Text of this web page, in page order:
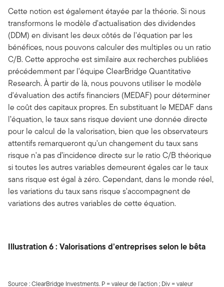
Cette notion est également étayée par la théorie. Si nous
transformons le modèle d'actualisation des dividendes
(DDM) en divisant les deux côtés de l'équation par les
bénéfices, nous pouvons calculer des multiples ou un ratio
C/B. Cette approche est similaire aux recherches publiées
précédemment par l'équipe ClearBridge Quantitative
Research. À partir de là, nous pouvons utiliser le modèle
d'évaluation des actifs financiers (MEDAF) pour déterminer
le coût des capitaux propres. En substituant le MEDAF dans
l’équation, le taux sans risque devient une donnée directe
pour le calcul de la valorisation, bien que les observateurs
attentifs remarqueront qu'un changement du taux sans
risque n'a pas d’incidence directe sur le ratio C/B théorique
si toutes les autres variables demeurent égales car le taux
sans risque est égal à zéro. Cependant, dans le monde réel,
les variations du taux sans risque s'accompagnent de
variations des autres variables de cette équation.
Illustration 6 : Valorisations d’entreprises selon le bêta
Source : ClearBridge Investments. P = valeur de l’action ; Div = valeur